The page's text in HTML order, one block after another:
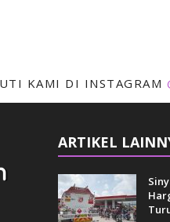
KAMI DI INSTAGRAM
ARTIKEL